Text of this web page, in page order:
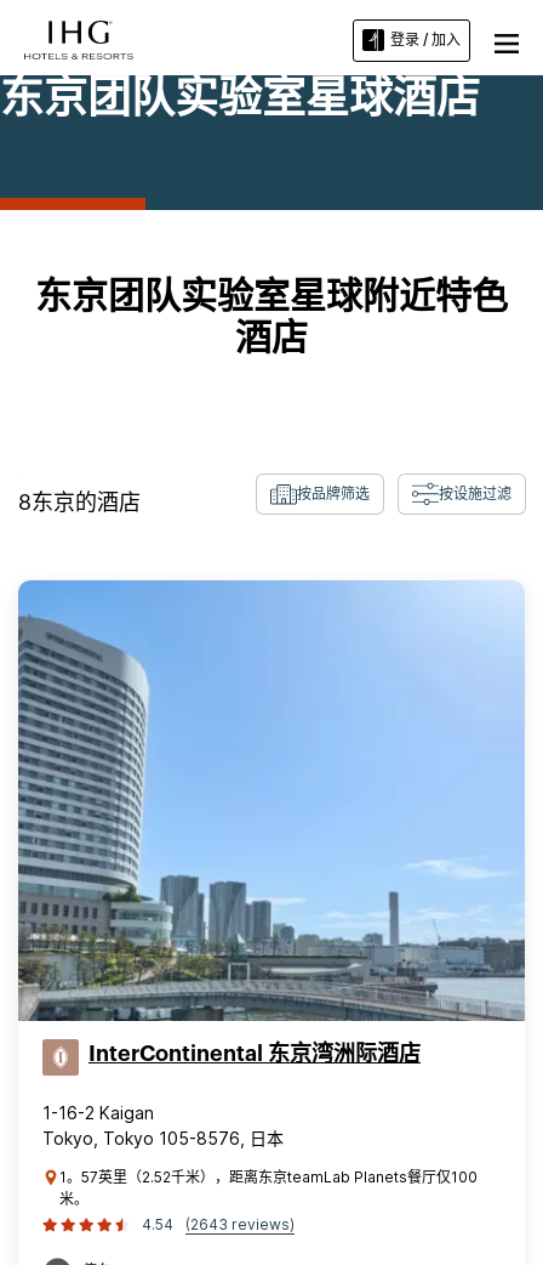
登录 / 加入
东京团队实验室星球酒店
东京团队实验室星球附近特色
酒店
8东京的酒店 按品牌筛选 按设施过滤
InterContinental 东京湾洲际酒店
1-16-2 Kaigan
Tokyo, Tokyo 105-8576, 日本
1。57英里（2.52千米），距离东京teamLab Planets餐厅仅100
米。
4.54
(2643 reviews)